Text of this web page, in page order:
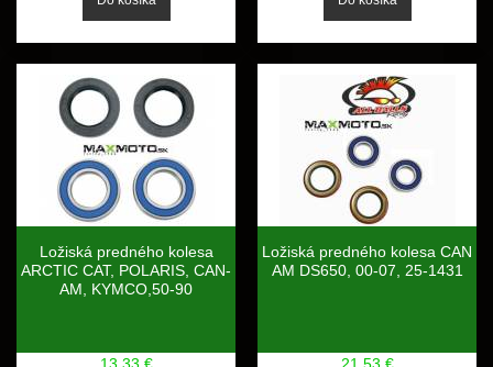
Ložiská predného kolesa
ARCTIC CAT, POLARIS, CAN-
AM, KYMCO,50-90
Ložiská predného kolesa CAN
AM DS650, 00-07, 25-1431